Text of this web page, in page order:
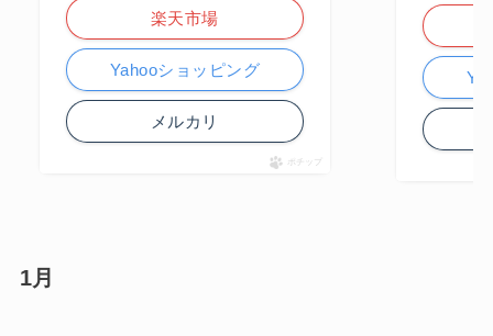
楽天市場
Yahooショッピング
メルカリ
ポチップ
1月